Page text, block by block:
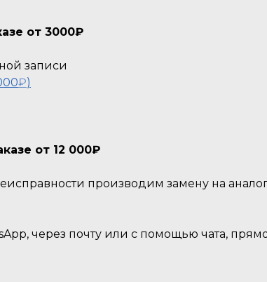
от 3000₽
записи
₽)
от 12 000₽
производим замену на
через почту или с помощью чата,